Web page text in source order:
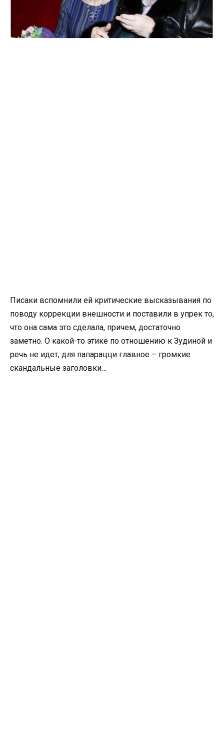
Писаки вспомнили ей критические высказывания по
поводу коррекции внешности и поставили в упрек то,
что она сама это сделала, причем, достаточно
заметно. О какой-то этике по отношению к Зудиной и
речь не идет, для папарацци главное – громкие
скандальные заголовки…